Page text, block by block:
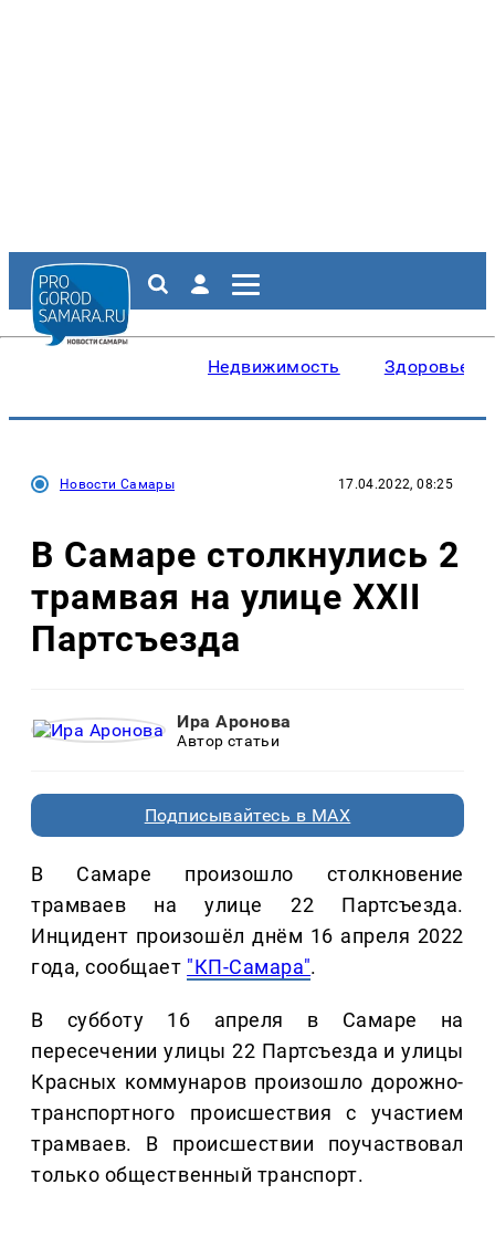
Недвижимость Здоровье
Новости Самары 17.04.2022, 08:25
В Самаре столкнулись 2
трамвая на улице XXII
Партсъезда
Ира Аронова
Автор статьи
Подписывайтесь в MAX
В Самаре произошло столкновение
трамваев на улице 22 Партсъезда.
Инцидент произошёл днём 16 апреля 2022
года, сообщает "КП-Самара".
В субботу 16 апреля в Самаре на
пересечении улицы 22 Партсъезда и улицы
Красных коммунаров произошло дорожно-
транспортного происшествия с участием
трамваев. В происшествии поучаствовал
только общественный транспорт.